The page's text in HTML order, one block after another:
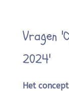
Vragen
2024'
Het concept